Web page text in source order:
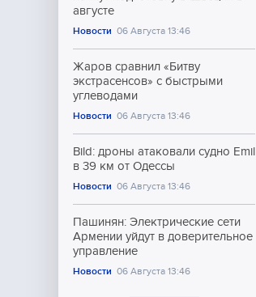
августе
Новости 06 Августа 13:46
Жаров сравнил «Битву
экстрасенсов» с быстрыми
углеводами
Новости 06 Августа 13:46
Bild: дроны атаковали судно Emil
в 39 км от Одессы
Новости 06 Августа 13:46
Пашинян: Электрические сети
Армении уйдут в доверительное
управление
Новости 06 Августа 13:46